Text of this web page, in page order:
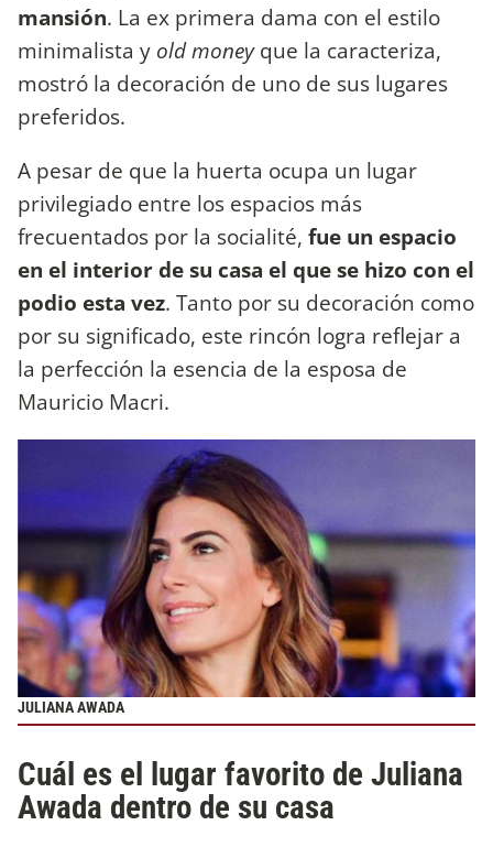
mansión. La ex primera dama con el estilo
minimalista y old moneyque la caracteriza,
mostró la decoración de uno de sus lugares
preferidos.
A pesar de que la huerta ocupa un lugar
privilegiado entre los espacios más
frecuentados por la socialité, fue un espacio
en el interior de su casa el que se hizo con el
podio esta vez. Tanto por su decoración como
por su significado, este rincón logra reflejar a
la perfección la esencia de la esposa de
Mauricio Macri.
JULIANA AWADA
Cuál es el lugar favorito de Juliana
Awada dentro de su casa